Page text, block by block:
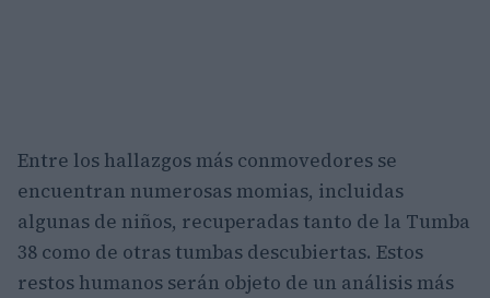
Entre los hallazgos más conmovedores se
encuentran numerosas momias, incluidas
algunas de niños, recuperadas tanto de la Tumba
38 como de otras tumbas descubiertas. Estos
restos humanos serán objeto de un análisis más